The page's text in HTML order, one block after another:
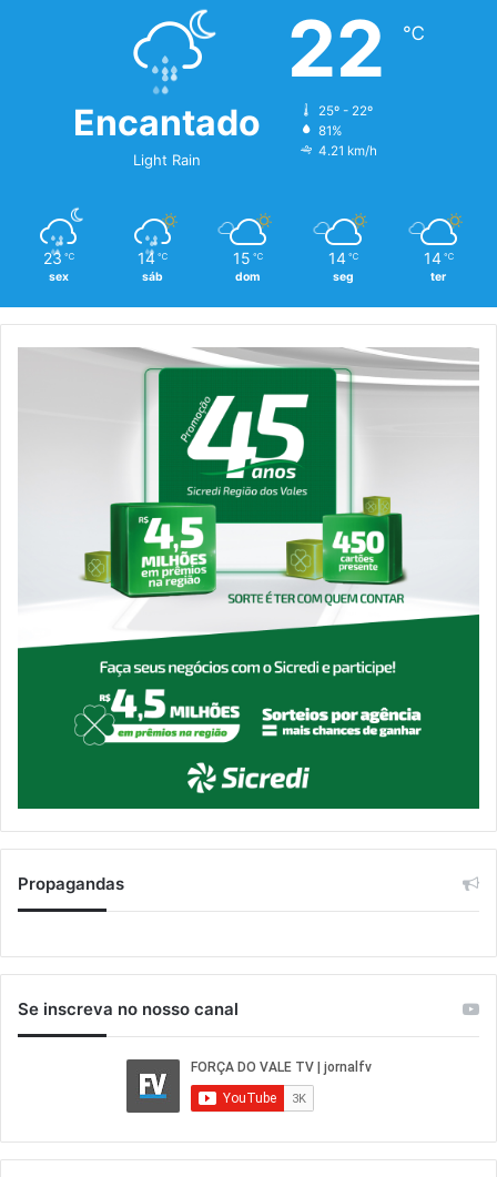
Encantado
Light Rain
22 ℃
25º - 22º
81%
4.21 km/h
23 ℃
sex
14 ℃
sáb
15 ℃
dom
14 ℃
seg
14 ℃
ter
Propagandas
Se inscreva no nosso canal